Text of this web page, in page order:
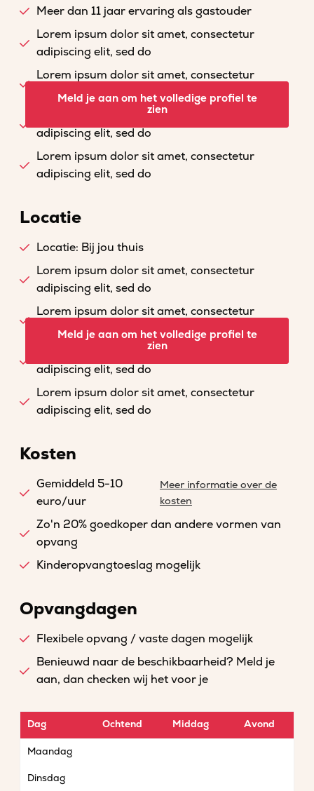
Meer dan 11 jaar ervaring als gastouder
Lorem ipsum dolor sit amet, consectetur
adipiscing elit, sed do
Lorem ipsum dolor sit amet, consectetur
adipiscing elit, sed do
Lorem ipsum dolor sit amet, consectetur
adipiscing elit, sed do
Lorem ipsum dolor sit amet, consectetur
adipiscing elit, sed do
Meld je aan om het volledige profiel te
zien
Locatie
Locatie: Bij jou thuis
Lorem ipsum dolor sit amet, consectetur
adipiscing elit, sed do
Lorem ipsum dolor sit amet, consectetur
adipiscing elit, sed do
Lorem ipsum dolor sit amet, consectetur
adipiscing elit, sed do
Lorem ipsum dolor sit amet, consectetur
adipiscing elit, sed do
Meld je aan om het volledige profiel te
zien
Kosten
Gemiddeld 5-10
euro/uur
Meer informatie over de
kosten
Zo'n 20% goedkoper dan andere vormen van
opvang
Kinderopvangtoeslag mogelijk
Opvangdagen
Flexibele opvang / vaste dagen mogelijk
Benieuwd naar de beschikbaarheid? Meld je
aan, dan checken wij het voor je
Dag Ochtend Middag Avond
Maandag
Dinsdag